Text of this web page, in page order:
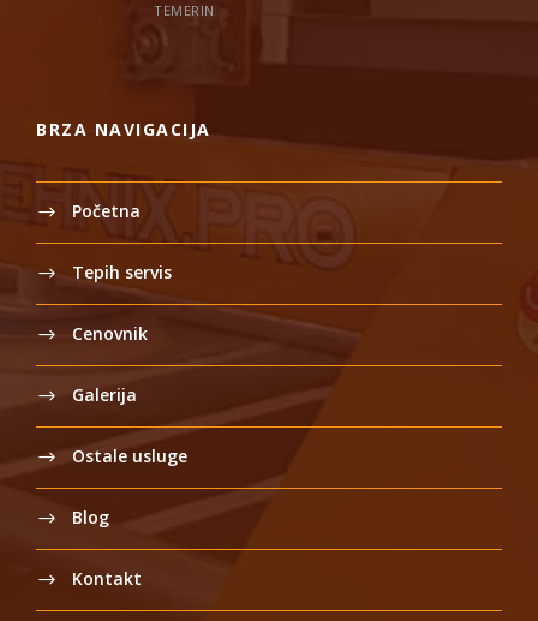
TEMERIN
BRZA NAVIGACIJA
Početna
Tepih servis
Cenovnik
Galerija
Ostale usluge
Blog
Kontakt